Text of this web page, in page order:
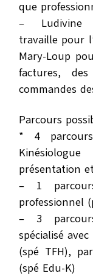
que
–
travaille pour
Mary-Loup
factures,
commandes
Parcours
* 4
présentation
– 1
professionnel
– 3
spécialisé
(spé TFH),
(spé Edu-K)